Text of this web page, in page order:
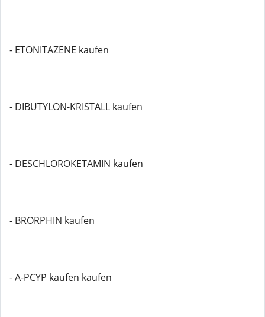
- ETONITAZENE kaufen
- DIBUTYLON-KRISTALL kaufen
- DESCHLOROKETAMIN kaufen
- BRORPHIN kaufen
- A-PCYP kaufen kaufen